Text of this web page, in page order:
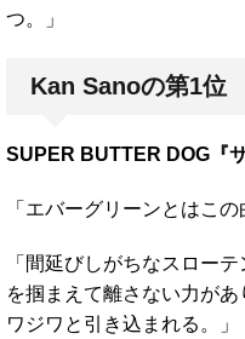
つ。」
Kan Sanoの第1位
SUPER BUTTER DOG『
「エバーグリーンとはこ
「間延びしがちなスロー
を掴まえて離さない力が
ワジワと引き込まれる。」